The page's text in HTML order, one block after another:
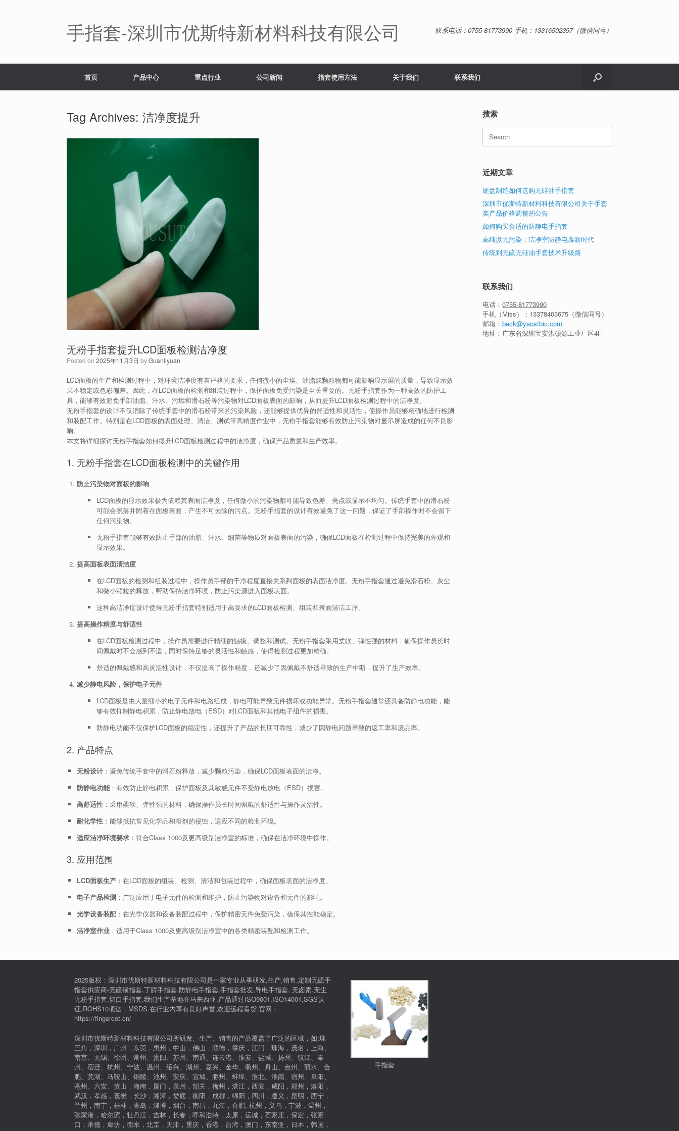
手指套-深圳市优斯特新材料科技有限公司 联系电话：0755-81773990 手机：13316502397（微信同号）
首页 产品中心 重点行业 公司新闻 指套使用方法 关于我们 联系我们
Tag Archives: 洁净度提升
无粉手指套提升LCD面板检测洁净度
Posted on 2025年11月3日 byGuanliyuan
LCD面板的生产和检测过程中，对环境洁净度有着严格的要求，任何微小的尘埃、油脂或颗粒物都可能影响显示屏的质量，导致显示效
果不稳定或色彩偏差。因此，在LCD面板的检测和组装过程中，保护面板免受污染是至关重要的。无粉手指套作为一种高效的防护工
具，能够有效避免手部油脂、汗水、污垢和滑石粉等污染物对LCD面板表面的影响，从而提升LCD面板检测过程中的洁净度。
无粉手指套的设计不仅消除了传统手套中的滑石粉带来的污染风险，还能够提供优异的舒适性和灵活性，使操作员能够精确地进行检测
和装配工作。特别是在LCD面板的表面处理、清洁、测试等高精度作业中，无粉手指套能够有效防止污染物对显示屏造成的任何不良影
响。
本文将详细探讨无粉手指套如何提升LCD面板检测过程中的洁净度，确保产品质量和生产效率。
1. 无粉手指套在LCD面板检测中的关键作用
防止污染物对面板的影响
LCD面板的显示效果极为依赖其表面洁净度，任何微小的污染物都可能导致色差、亮点或显示不均匀。传统手套中的滑石粉
可能会脱落并附着在面板表面，产生不可去除的污点。无粉手指套的设计有效避免了这一问题，保证了手部操作时不会留下
任何污染物。
无粉手指套能够有效防止手部的油脂、汗水、细菌等物质对面板表面的污染，确保LCD面板在检测过程中保持完美的外观和
显示效果。
提高面板表面清洁度
在LCD面板的检测和组装过程中，操作员手部的干净程度直接关系到面板的表面洁净度。无粉手指套通过避免滑石粉、灰尘
和微小颗粒的释放，帮助保持洁净环境，防止污染源进入面板表面。
这种高洁净度设计使得无粉手指套特别适用于高要求的LCD面板检测、组装和表面清洁工序。
提高操作精度与舒适性
在LCD面板检测过程中，操作员需要进行精细的触摸、调整和测试。无粉手指套采用柔软、弹性强的材料，确保操作员长时
间佩戴时不会感到不适，同时保持足够的灵活性和触感，使得检测过程更加精确。
舒适的佩戴感和高灵活性设计，不仅提高了操作精度，还减少了因佩戴不舒适导致的生产中断，提升了生产效率。
减少静电风险，保护电子元件
LCD面板是由大量细小的电子元件和电路组成，静电可能导致元件损坏或功能异常。无粉手指套通常还具备防静电功能，能
够有效抑制静电积累，防止静电放电（ESD）对LCD面板和其他电子组件的损害。
防静电功能不仅保护LCD面板的稳定性，还提升了产品的长期可靠性，减少了因静电问题导致的返工率和废品率。
2. 产品特点
无粉设计：避免传统手套中的滑石粉释放，减少颗粒污染，确保LCD面板表面的洁净。
防静电功能：有效防止静电积累，保护面板及其敏感元件不受静电放电（ESD）损害。
高舒适性：采用柔软、弹性强的材料，确保操作员长时间佩戴的舒适性与操作灵活性。
耐化学性：能够抵抗常见化学品和溶剂的侵蚀，适应不同的检测环境。
适应洁净环境要求：符合Class 1000及更高级别洁净室的标准，确保在洁净环境中操作。
3. 应用范围
LCD面板生产：在LCD面板的组装、检测、清洁和包装过程中，确保面板表面的洁净度。
电子产品检测：广泛应用于电子元件的检测和维护，防止污染物对设备和元件的影响。
光学设备装配：在光学仪器和设备装配过程中，保护精密元件免受污染，确保其性能稳定。
洁净室作业：适用于Class 1000及更高级别洁净室中的各类精密装配和检测工作。
搜索
Search
for:
近期文章
硬盘制造如何选购无硅油手指套
深圳市优斯特新材料科技有限公司关于手套
类产品价格调整的公告
如何购买合适的防静电手指套
高纯度无污染：洁净室防静电腐新时代
传统到无硫无硅油手套技术升级路
联系我们
电话：0755-81773990
手机（Miss）： 13378403675 （微信同号）
邮箱：beck@yaostbio.com
地址：广东省深圳宝安洪硕源工业厂区4F
2025版权：深圳市优斯特新材料科技有限公司是一家专业从事研发,生产,销售,定制无硫手
指套供应商-无硫磺指套,丁腈手指套,防静电手指套,手指套批发,导电手指套, 无卤素,无尘
无粉手指套,切口手指套,我们生产基地在马来西亚,产品通过ISO9001,ISO14001,SGS认
证,ROHS10项达，MSDS.在行业内享有良好声誉,欢迎远程看货.官网：
https://fingercot.cn/
深圳市优斯特新材料科技有限公司所研发、生产、销售的产品覆盖了广泛的区域，如:珠
三角，深圳，广州，东莞，惠州，中山，佛山，顺德，肇庆，江门，珠海，茂名，上海、
南京、无锡、徐州、常州、贵阳、苏州、南通、连云港、淮安、盐城、扬州、镇江、泰
州、宿迁、杭州、宁波、温州、绍兴、湖州、嘉兴、金华、衢州、舟山、台州、丽水、合
肥、芜湖、马鞍山、铜陵、池州、安庆、宣城、滁州、蚌埠、淮北、淮南、宿州、阜阳、
亳州、六安、黄山，海南，厦门，泉州，韶关，梅州，湛江，西安，咸阳，郑州，洛阳，
武汉，孝感，襄樊，长沙，湘潭，娄底，衡阳，成都，绵阳，四川，遵义，昆明，西宁，
兰州，南宁，桂林，青岛，淄博，烟台，南昌，九江，合肥, 杭州，义乌，宁波，温州，
张家港，哈尔滨，牡丹江，吉林，长春，呼和浩特，太原，运城，石家庄，保定，张家
口，承德，廊坊，衡水，北京，天津，重庆，香港，台湾，澳门，东南亚，日本，韩国，
手指套